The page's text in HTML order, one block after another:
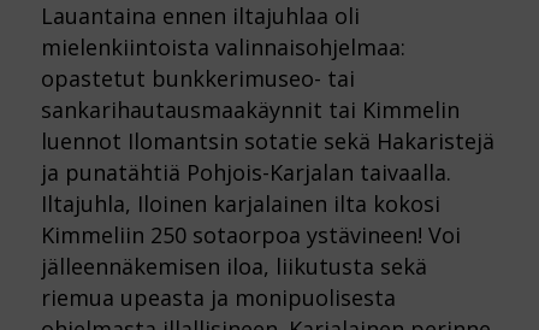
Lauantaina ennen iltajuhlaa oli
mielenkiintoista valinnaisohjelmaa:
opastetut bunkkerimuseo- tai
sankarihautausmaakäynnit tai Kimmelin
luennot Ilomantsin sotatie sekä Hakaristejä
ja punatähtiä Pohjois-Karjalan taivaalla.
Iltajuhla, Iloinen karjalainen ilta kokosi
Kimmeliin 250 sotaorpoa ystävineen! Voi
jälleennäkemisen iloa, liikutusta sekä
riemua upeasta ja monipuolisesta